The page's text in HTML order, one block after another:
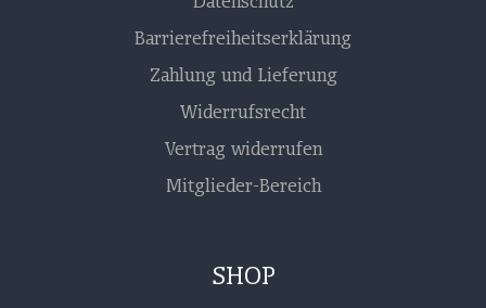
Barrierefreiheitserklärung
Zahlung und Lieferung
Widerrufsrecht
Vertrag widerrufen
Mitglieder-Bereich
SHOP